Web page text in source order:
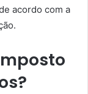
acordo com a